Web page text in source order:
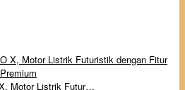
Motor Listrik Futur…